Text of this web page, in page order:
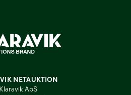
NETAUKTION
Klaravik ApS